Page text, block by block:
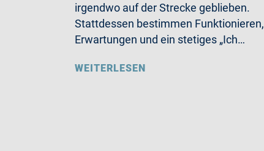
irgendwo auf der Strecke geblieben.
Stattdessen bestimmen Funktionieren,
Erwartungen und ein stetiges „Ich…
WEITERLESEN